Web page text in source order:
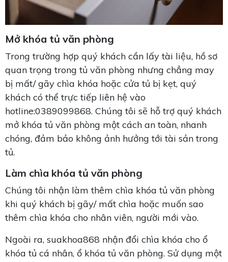
Mở khóa tủ văn phòng
Trong trường hợp quý khách cần lấy tài liệu, hồ sơ
quan trọng trong tủ văn phòng nhưng chẳng may
bị mất/ gãy chìa khóa hoặc cửa tủ bị kẹt, quý
khách có thể trực tiếp liên hệ vào
hotline:0389099868. Chúng tôi sẽ hỗ trợ quý khách
mở khóa tủ văn phòng một cách an toàn, nhanh
chóng, đảm bảo không ảnh hưởng tới tài sản trong
tủ.
Làm chìa khóa tủ văn phòng
Chúng tôi nhận làm thêm chìa khóa tủ văn phòng
khi quý khách bị gãy/ mất chìa hoặc muốn sao
thêm chìa khóa cho nhân viên, người mới vào.
Ngoài ra, suakhoa868 nhận đổi chìa khóa cho ổ
khóa tủ cá nhân, ổ khóa tủ văn phòng. Sử dụng một